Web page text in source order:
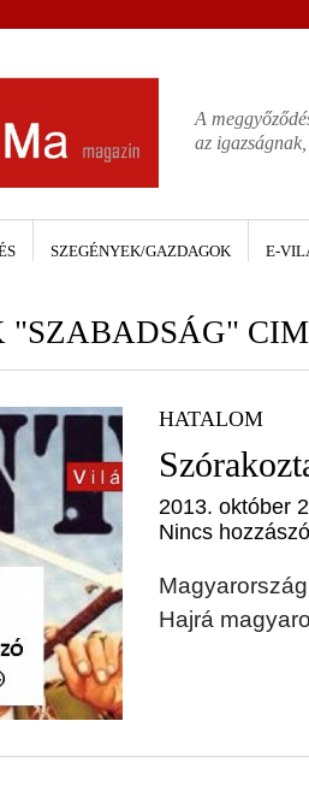
A
az
SZEGÉNYEK/GAZDAGOK E-
HATALOM
2013. október
Nincs
Hajrá